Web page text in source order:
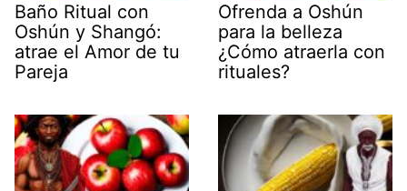
Baño Ritual con
Oshún y Shangó:
atrae el Amor de tu
Pareja
Ofrenda a Oshún
para la belleza
¿Cómo atraerla con
rituales?